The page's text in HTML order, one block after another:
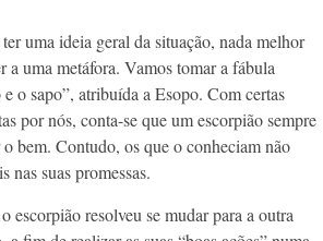
ideia geral da situação, nada melhor
a uma metáfora. Vamos tomar a fábula
o sapo”, atribuída a Esopo. Com certas
por nós, conta-se que um escorpião sempre
bem. Contudo, os que o conheciam não
nas suas promessas.
resolveu se mudar para a outra